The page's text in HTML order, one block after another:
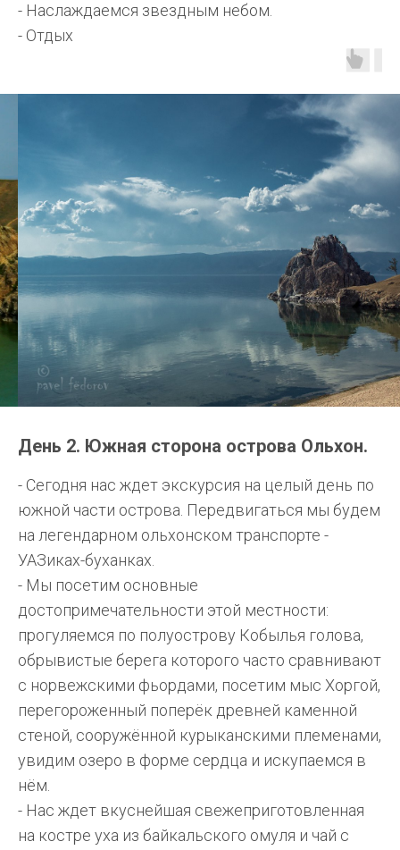
- Наслаждаемся звездным небом.
- Отдых
День 2. Южная сторона острова Ольхон.
- Сегодня нас ждет экскурсия на целый день по
южной части острова. Передвигаться мы будем
на легендарном ольхонском транспорте -
УАЗиках-буханках.
- Мы посетим основные
достопримечательности этой местности:
прогуляемся по полуострову Кобылья голова,
обрывистые берега которого часто сравнивают
с норвежскими фьордами, посетим мыс Хоргой,
перегороженный поперёк древней каменной
стеной, сооружённой курыканскими племенами,
увидим озеро в форме сердца и искупаемся в
нём.
- Нас ждет вкуснейшая свежеприготовленная
на костре уха из байкальского омуля и чай с